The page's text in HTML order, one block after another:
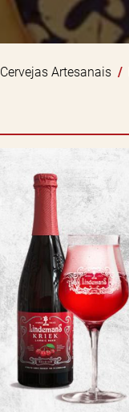
Cervejas Artesanais